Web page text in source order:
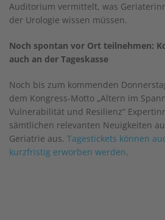
Auditorium vermittelt, was
der Urologie wissen müssen.
Noch spontan vor Ort teilnehmen:
auch an der Tageskasse
Noch bis zum kommenden
dem Kongress-Motto „Altern im
Vulnerabilität und Resilienz“
sämtlichen relevanten Neuigkeiten
Geriatrie aus. Tagestickets können
kurzfristig erworben werden.